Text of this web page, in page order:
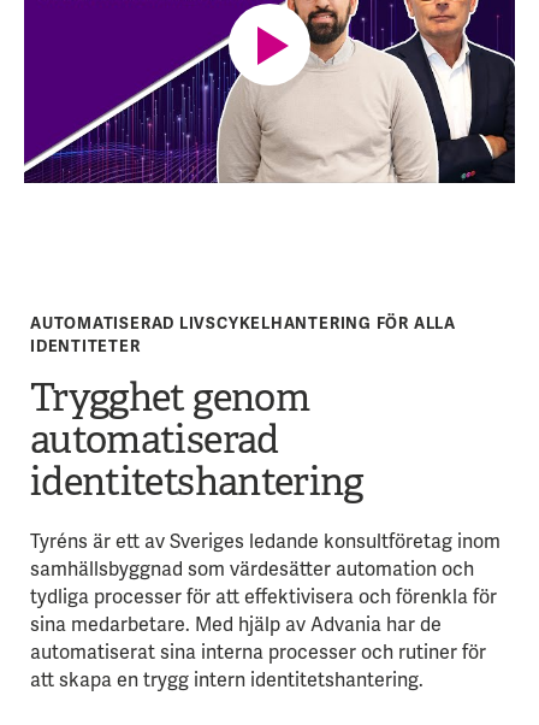
AUTOMATISERAD LIVSCYKELHANTERING FÖR ALLA
IDENTITETER
Trygghet genom
automatiserad
identitetshantering
Tyréns är ett av Sveriges ledande konsultföretag inom
samhällsbyggnad som värdesätter automation och
tydliga processer för att effektivisera och förenkla för
sina medarbetare. Med hjälp av Advania har de
automatiserat sina interna processer och rutiner för
att skapa en trygg intern identitetshantering.